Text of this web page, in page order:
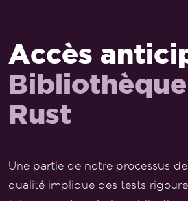
Accès
Bibliothèque
Rust
Une partie de notre processus
qualité implique des tests